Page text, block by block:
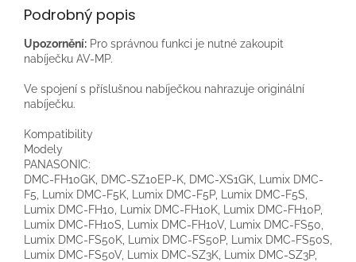
Podrobný popis
Upozornění: Pro správnou funkci je nutné zakoupit
nabíječku AV-MP.
Ve spojení s příslušnou nabíječkou nahrazuje originální
nabíječku.
Kompatibility
Modely
PANASONIC:
DMC-FH10GK, DMC-SZ10EP-K, DMC-XS1GK, Lumix DMC-
F5, Lumix DMC-F5K, Lumix DMC-F5P, Lumix DMC-F5S,
Lumix DMC-FH10, Lumix DMC-FH10K, Lumix DMC-FH10P,
Lumix DMC-FH10S, Lumix DMC-FH10V, Lumix DMC-FS50,
Lumix DMC-FS50K, Lumix DMC-FS50P, Lumix DMC-FS50S,
Lumix DMC-FS50V, Lumix DMC-SZ3K, Lumix DMC-SZ3P,